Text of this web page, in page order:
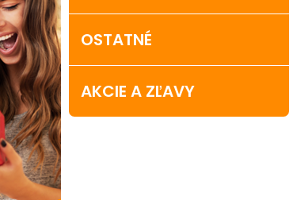
OSTATNÉ
AKCIE A ZĽAVY